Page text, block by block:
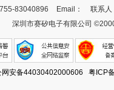
83040896 Email： 联系人
深圳市赛矽电子有限公司
网安备44030402000606 粤ICP